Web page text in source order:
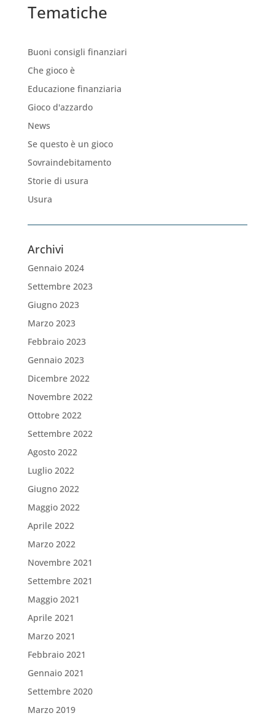
Tematiche
Buoni consigli finanziari
Che gioco è
Educazione finanziaria
Gioco d'azzardo
News
Se questo è un gioco
Sovraindebitamento
Storie di usura
Usura
Archivi
Gennaio 2024
Settembre 2023
Giugno 2023
Marzo 2023
Febbraio 2023
Gennaio 2023
Dicembre 2022
Novembre 2022
Ottobre 2022
Settembre 2022
Agosto 2022
Luglio 2022
Giugno 2022
Maggio 2022
Aprile 2022
Marzo 2022
Novembre 2021
Settembre 2021
Maggio 2021
Aprile 2021
Marzo 2021
Febbraio 2021
Gennaio 2021
Settembre 2020
Marzo 2019